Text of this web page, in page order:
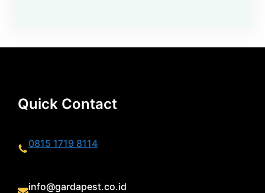
Quick Contact
0815 1719 8114
info@gardapest.co.id